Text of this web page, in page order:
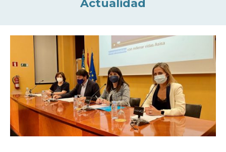
Actualidad